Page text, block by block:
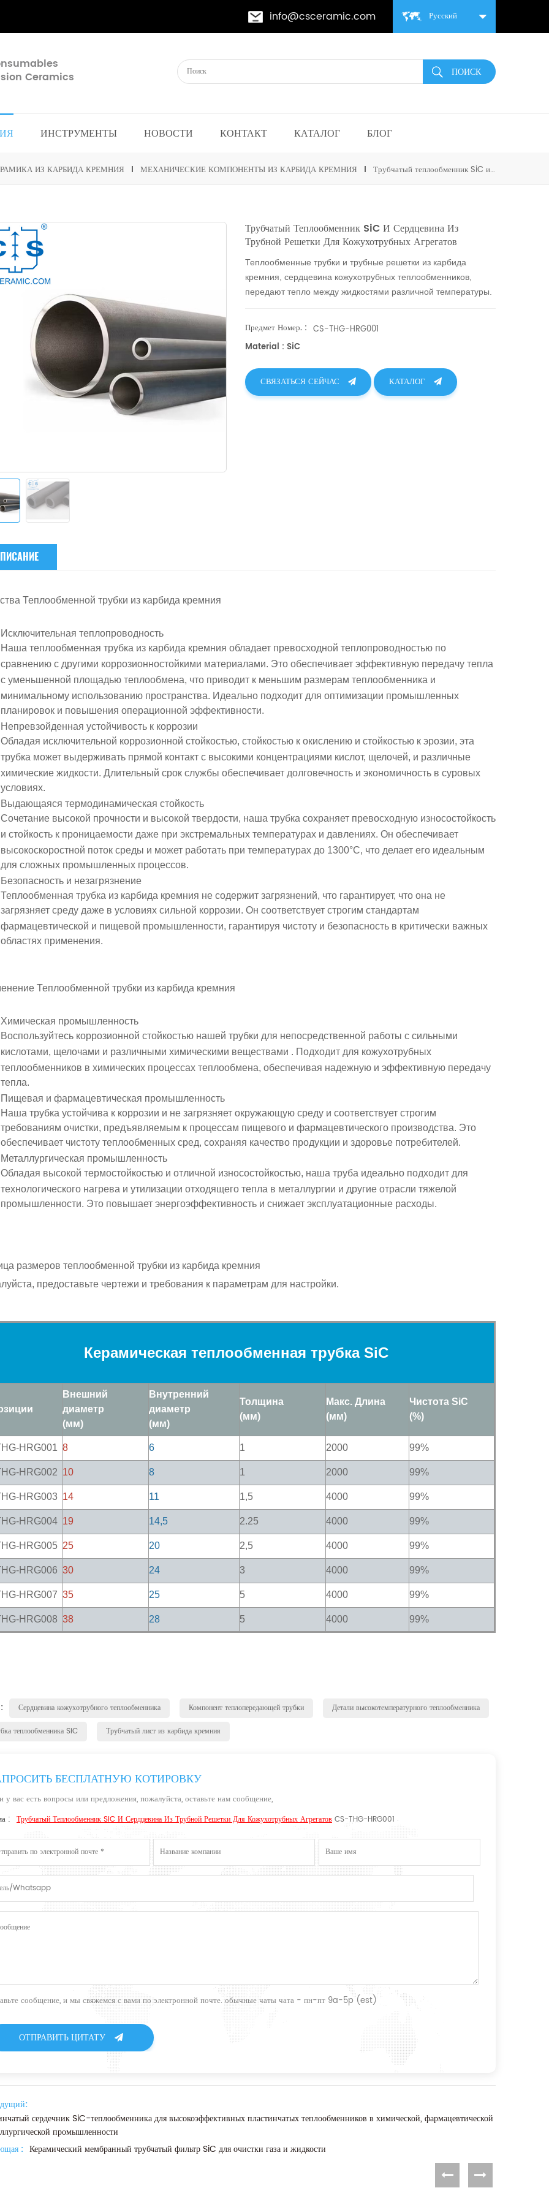
Русский
info@csceramic.com
Ceramics
ИНСТРУМЕНТЫ НОВОСТИ КОНТАКТ КАТАЛОГ БЛОГ
ИЗ КАРБИДА КРЕМНИЯ МЕХАНИЧЕСКИЕ КОМПОНЕНТЫ ИЗ КАРБИДА КРЕМНИЯ Трубчатый теплообменник SiC и сердцевина из трубной решетки для кожухотрубных агрегатов
Трубчатый Теплообменник SiC И Сердцевина Из
Трубной Решетки Для Кожухотрубных Агрегатов
Теплообменные трубки и трубные решетки из карбида
кремния, сердцевина кожухотрубных теплообменников,
передают тепло между жидкостями различной температуры.
Предмет Номер. : CS-THG-HRG001
Material : SiC
СВЯЗАТЬСЯ СЕЙЧАС КАТАЛОГ
Теплообменной трубки из карбида кремния
Исключительная теплопроводность
Наша теплообменная трубка из карбида кремния обладает превосходной теплопроводностью по
сравнению с другими коррозионностойкими материалами. Это обеспечивает эффективную передачу тепла
с уменьшенной площадью теплообмена, что приводит к меньшим размерам теплообменника и
минимальному использованию пространства. Идеально подходит для оптимизации промышленных
планировок и повышения операционной эффективности.
Непревзойденная устойчивость к коррозии
Обладая исключительной коррозионной стойкостью, стойкостью к окислению и стойкостью к эрозии, эта
трубка может выдерживать прямой контакт с высокими концентрациями кислот, щелочей, и различные
химические жидкости. Длительный срок службы обеспечивает долговечность и экономичность в суровых
условиях.
Выдающаяся термодинамическая стойкость
Сочетание высокой прочности и высокой твердости, наша трубка сохраняет превосходную износостойкость
и стойкость к проницаемости даже при экстремальных температурах и давлениях. Он обеспечивает
высокоскоростной поток среды и может работать при температурах до 1300°C, что делает его идеальным
для сложных промышленных процессов.
Безопасность и незагрязнение
Теплообменная трубка из карбида кремния не содержит загрязнений, что гарантирует, что она не
загрязняет среду даже в условиях сильной коррозии. Он соответствует строгим стандартам
фармацевтической и пищевой промышленности, гарантируя чистоту и безопасность в критически важных
областях применения.
Теплообменной трубки из карбида кремния
Химическая промышленность
Воспользуйтесь коррозионной стойкостью нашей трубки для непосредственной работы с сильными
кислотами, щелочами и различными химическими веществами . Подходит для кожухотрубных
теплообменников в химических процессах теплообмена, обеспечивая надежную и эффективную передачу
тепла.
Пищевая и фармацевтическая промышленность
Наша трубка устойчива к коррозии и не загрязняет окружающую среду и соответствует строгим
требованиям очистки, предъявляемым к процессам пищевого и фармацевтического производства. Это
обеспечивает чистоту теплообменных сред, сохраняя качество продукции и здоровье потребителей.
Металлургическая промышленность
Обладая высокой термостойкостью и отличной износостойкостью, наша труба идеально подходит для
технологического нагрева и утилизации отходящего тепла в металлургии и другие отрасли тяжелой
промышленности. Это повышает энергоэффективность и снижает эксплуатационные расходы.
размеров теплообменной трубки из карбида кремния
предоставьте чертежи и требования к параметрам для настройки.
Керамическая теплообменная трубка SiC
Внешний
диаметр
(мм)
Внутренний
диаметр
(мм)
Толщина
(мм)
Макс. Длина
(мм)
Чистота SiC
(%)
HRG001 8 6 1 2000 99%
HRG002 10 8 1 2000 99%
HRG003 14 11 1,5 4000 99%
HRG004 19 14,5 2.25 4000 99%
HRG005 25 20 2,5 4000 99%
HRG006 30 24 3 4000 99%
HRG007 35 25 5 4000 99%
HRG008 38 28 5 4000 99%
Сердцевина кожухотрубного теплообменника Компонент теплопередающей трубки
Детали высокотемпературного теплообменника
теплообменника SiC
Трубчатый лист из карбида кремния
БЕСПЛАТНУЮ КОТИРОВКУ
у вас есть вопросы или предложения, пожалуйста, оставьте нам сообщение,
: Трубчатый Теплообменник SiC И Сердцевина Из Трубной Решетки Для Кожухотрубных Агрегатов CS-THG-HRG001
сообщение, и мы свяжемся с вами по электронной почте. обычные чаты чата - пн-пт 9a-5p (est)
ОТПРАВИТЬ ЦИТАТУ
сердечник SiC-теплообменника для высокоэффективных пластинчатых теплообменников в химической, фармацевтической
промышленности
: Керамический мембранный трубчатый фильтр SiC для очистки газа и жидкости